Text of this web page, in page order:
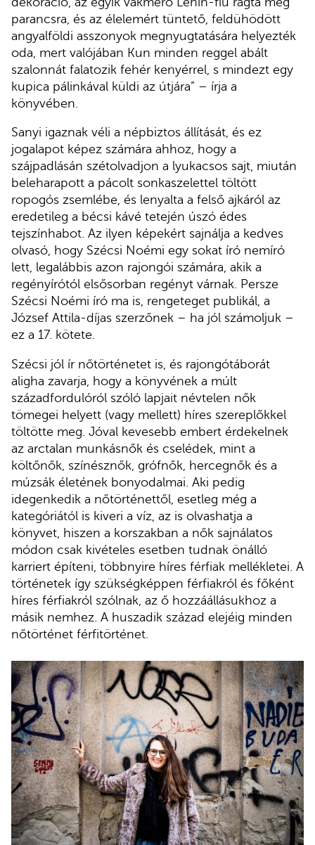
parancsra, és az élelemért tüntető, feldühödött
angyalföldi asszonyok megnyugtatására helyezték
oda, mert valójában Kun minden reggel abált
szalonnát falatozik fehér kenyérrel, s mindezt egy
kupica pálinkával küldi az útjára” – írja a
könyvében.
Sanyi igaznak véli a népbiztos állítását, és ez
jogalapot képez számára ahhoz, hogy a
szájpadlásán szétolvadjon a lyukacsos sajt, miután
beleharapott a pácolt sonkaszelettel töltött
ropogós zsemlébe, és lenyalta a felső ajkáról az
eredetileg a bécsi kávé tetején úszó édes
tejszínhabot. Az ilyen képekért sajnálja a kedves
olvasó, hogy Szécsi Noémi egy sokat író nemíró
lett, legalábbis azon rajongói számára, akik a
regényírótól elsősorban regényt várnak. Persze
Szécsi Noémi író ma is, rengeteget publikál, a
József Attila-díjas szerzőnek – ha jól számoljuk –
ez a 17. kötete.
Szécsi jól ír nőtörténetet is, és rajongótáborát
aligha zavarja, hogy a könyvének a múlt
századfordulóról szóló lapjait névtelen nők
tömegei helyett (vagy mellett) híres szereplőkkel
töltötte meg. Jóval kevesebb embert érdekelnek
az arctalan munkásnők és cselédek, mint a
költőnők, színésznők, grófnők, hercegnők és a
múzsák életének bonyodalmai. Aki pedig
idegenkedik a nőtörténettől, esetleg még a
kategóriától is kiveri a víz, az is olvashatja a
könyvet, hiszen a korszakban a nők sajnálatos
módon csak kivételes esetben tudnak önálló
karriert építeni, többnyire híres férfiak mellékletei. A
történetek így szükségképpen férfiakról és főként
híres férfiakról szólnak, az ő hozzáállásukhoz a
másik nemhez. A huszadik század elejéig minden
nőtörténet férfitörténet.